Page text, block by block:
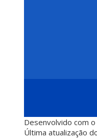
Desenvolvido com
Última atualização